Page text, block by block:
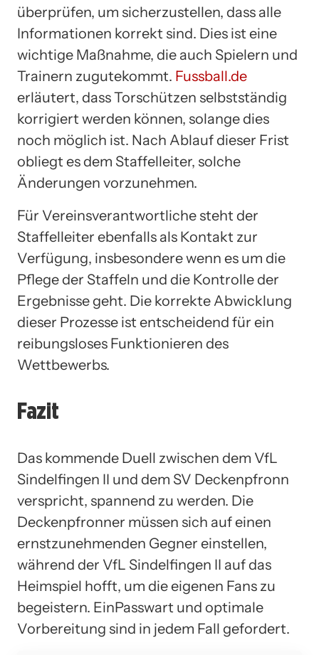
überprüfen, um sicherzustellen, dass alle
Informationen korrekt sind. Dies ist eine
wichtige Maßnahme, die auch Spielern und
Trainern zugutekommt. Fussball.de
erläutert, dass Torschützen selbstständig
korrigiert werden können, solange dies
noch möglich ist. Nach Ablauf dieser Frist
obliegt es dem Staffelleiter, solche
Änderungen vorzunehmen.
Für Vereinsverantwortliche steht der
Staffelleiter ebenfalls als Kontakt zur
Verfügung, insbesondere wenn es um die
Pflege der Staffeln und die Kontrolle der
Ergebnisse geht. Die korrekte Abwicklung
dieser Prozesse ist entscheidend für ein
reibungsloses Funktionieren des
Wettbewerbs.
Fazit
Das kommende Duell zwischen dem VfL
Sindelfingen II und dem SV Deckenpfronn
verspricht, spannend zu werden. Die
Deckenpfronner müssen sich auf einen
ernstzunehmenden Gegner einstellen,
während der VfL Sindelfingen II auf das
Heimspiel hofft, um die eigenen Fans zu
begeistern. EinPasswart und optimale
Vorbereitung sind in jedem Fall gefordert.